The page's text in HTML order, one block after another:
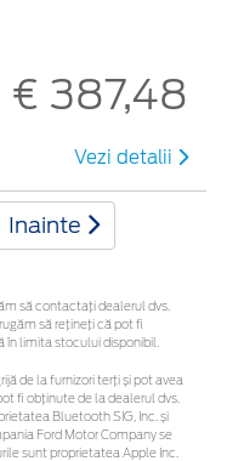
€ 387,48
Vezi detalii
Inainte
să contactaţi dealerul dvs.
să rețineți că pot fi
limita stocului disponibil.
de la furnizori terți și pot avea
fi obținute de la dealerul dvs.
Bluetooth SIG, Inc. și
Ford Motor Company se
sunt proprietatea Apple Inc.